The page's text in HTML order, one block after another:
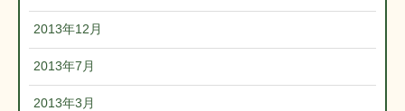
2013年12月
2013年7月
2013年3月